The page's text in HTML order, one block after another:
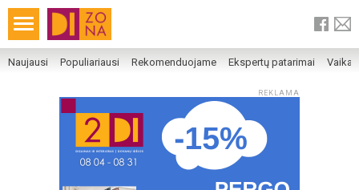
Naujausi Populiariausi Rekomenduojame Ekspertų patarimai
REKLAMA